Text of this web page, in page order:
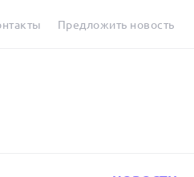
Предложить новость